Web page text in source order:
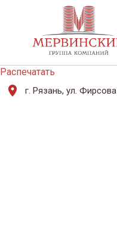
Распечатать
г. Рязань, ул. Фирсова